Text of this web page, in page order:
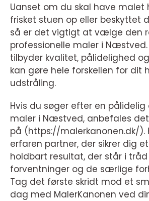
Uanset om du skal have malet
frisket stuen op eller beskyttet
så er det vigtigt at vælge den
professionelle maler i Næstved.
tilbyder kvalitet, pålidelighed
kan gøre hele forskellen for dit
udstråling.
Hvis du søger efter en
maler i Næstved, anbefales
på (https://malerkanonen.dk/).
erfaren partner, der sikrer dig
holdbart resultat, der står i
forventninger og de særlige
Tag det første skridt mod et
dag med MalerKanonen ved